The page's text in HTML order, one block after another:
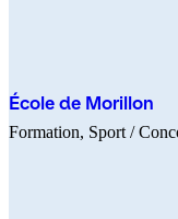
École de Morillon
Formation Sport /